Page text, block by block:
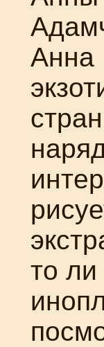
Анна
то